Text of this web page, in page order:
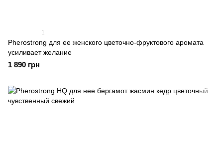
1
Pherostrong для ее женского цветочно-фруктового аромата
усиливает желание
1 890 грн